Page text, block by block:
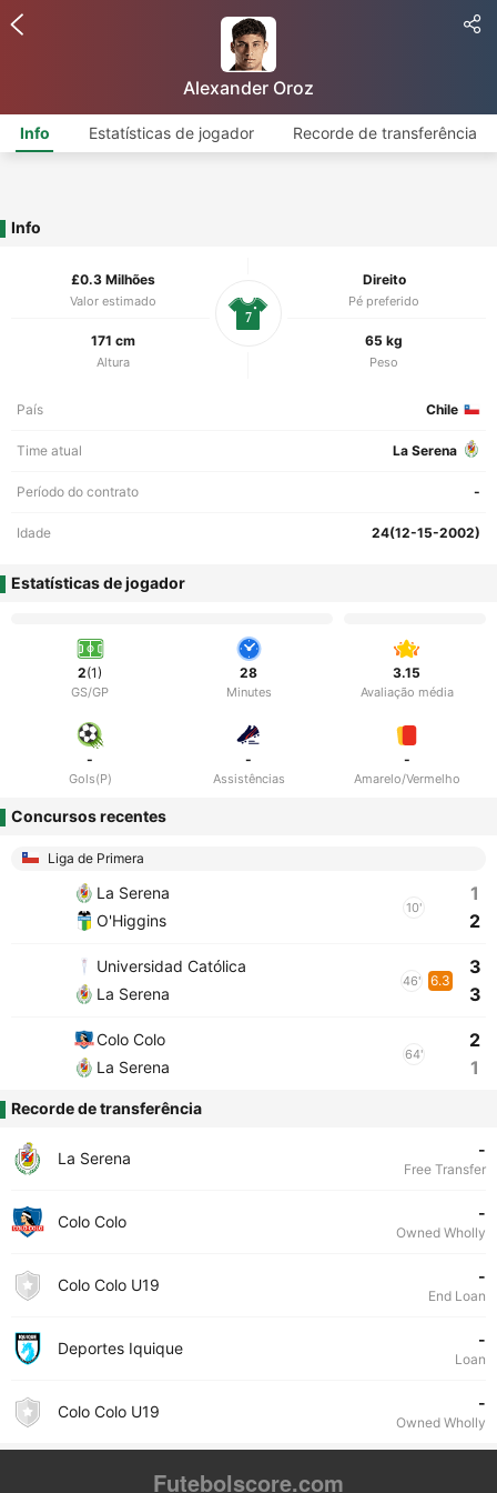
Alexander Oroz
Info Estatísticas de jogador Recorde de transferência
Info
£0.3 Milhões
Valor estimado
Direito
Pé preferido
171 cm
Altura
65 kg
Peso
7
País Chile
Time atual La Serena
Período do contrato -
Idade 24(12-15-2002)
Estatísticas de jogador
2(1)
GS/GP
28
Minutes
3.15
Avaliação média
-
Gols(P)
-
Assistências
-
Amarelo/Vermelho
Concursos recentes
Liga de Primera
La Serena
O'Higgins
10'
1
2
Universidad Católica
La Serena
46' 6.3
3
3
Colo Colo
La Serena
64'
2
1
Recorde de transferência
La Serena -
Free Transfer
Colo Colo -
Owned Wholly
Colo Colo U19 -
End Loan
Deportes Iquique -
Loan
Colo Colo U19 -
Owned Wholly
Futebolscore.com